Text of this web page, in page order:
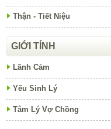
Thận - Tiết Niệu
GIỚI TÍNH
Lãnh Cảm
Yếu Sinh Lý
Tâm Lý Vợ Chồng